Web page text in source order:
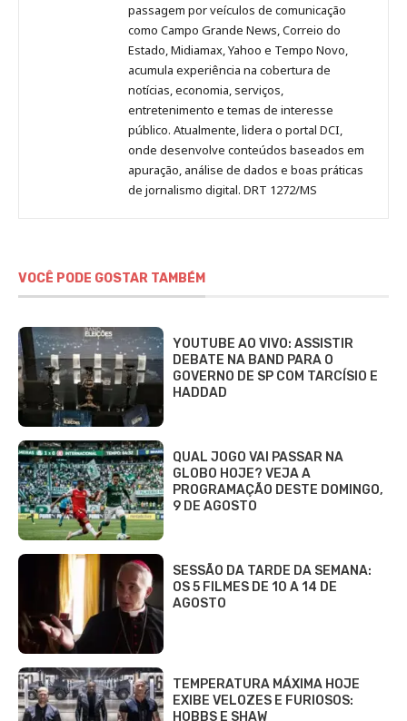
passagem por veículos de comunicação
como Campo Grande News, Correio do
Estado, Midiamax, Yahoo e Tempo Novo,
acumula experiência na cobertura de
notícias, economia, serviços,
entretenimento e temas de interesse
público. Atualmente, lidera o portal DCI,
onde desenvolve conteúdos baseados em
apuração, análise de dados e boas práticas
de jornalismo digital. DRT 1272/MS
VOCÊ PODE GOSTAR TAMBÉM
YOUTUBE AO VIVO: ASSISTIR
DEBATE NA BAND PARA O
GOVERNO DE SP COM TARCÍSIO E
HADDAD
QUAL JOGO VAI PASSAR NA
GLOBO HOJE? VEJA A
PROGRAMAÇÃO DESTE DOMINGO,
9 DE AGOSTO
SESSÃO DA TARDE DA SEMANA:
OS 5 FILMES DE 10 A 14 DE
AGOSTO
TEMPERATURA MÁXIMA HOJE
EXIBE VELOZES E FURIOSOS:
HOBBS E SHAW